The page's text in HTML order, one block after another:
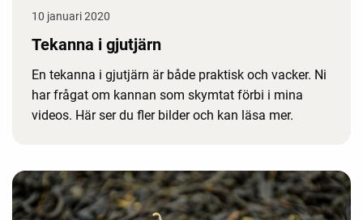
10 januari 2020
Tekanna i gjutjärn
En tekanna i gjutjärn är både praktisk och vacker. Ni
har frågat om kannan som skymtat förbi i mina
videos. Här ser du fler bilder och kan läsa mer.